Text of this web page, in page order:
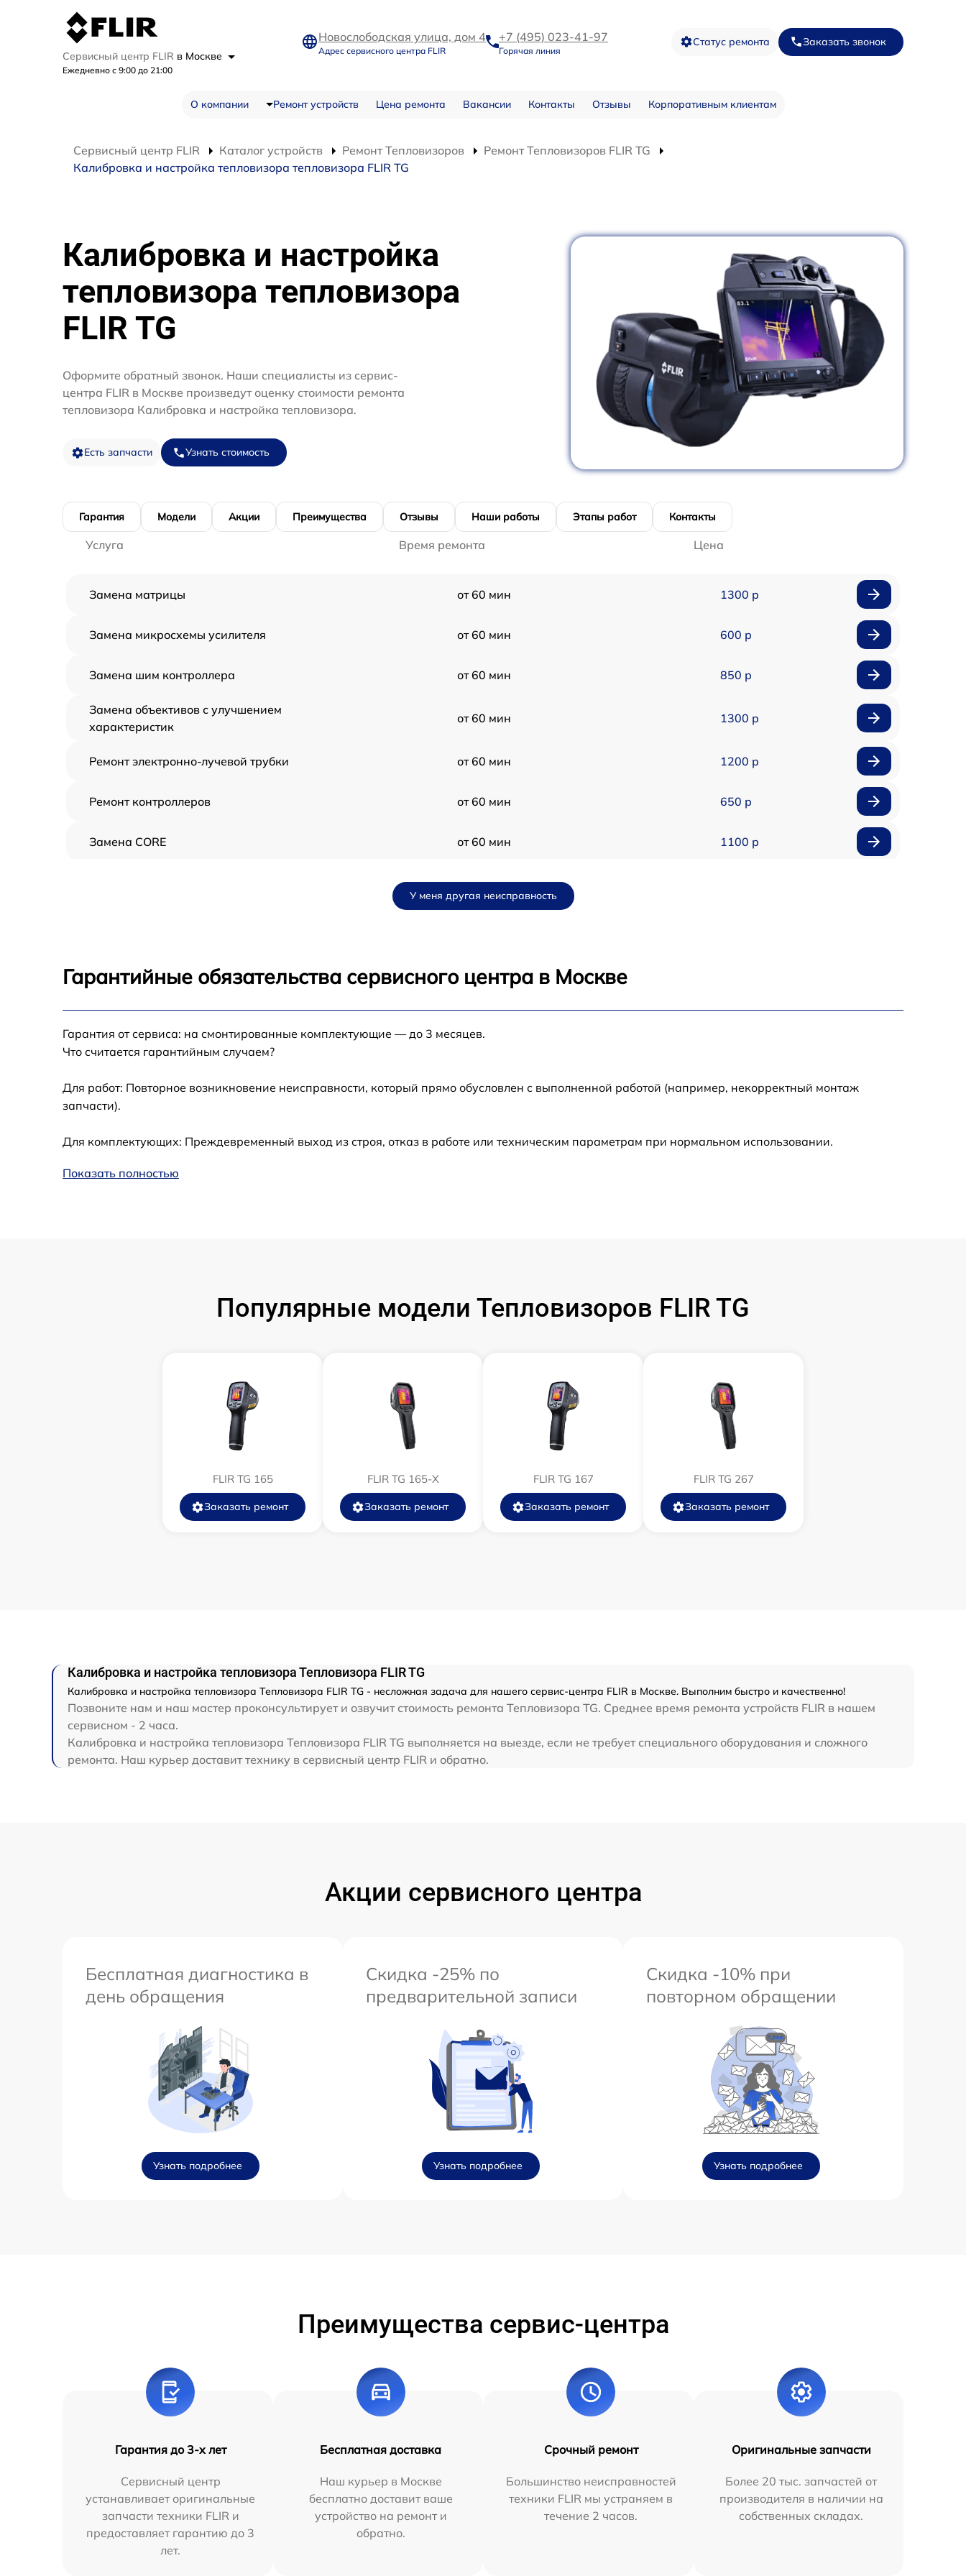
Сервисный центр FLIR в Москве
Ежедневно с 9:00 до 21:00
Новослободская улица, дом 4
Адрес сервисного центра FLIR
+7 (495) 023-41-97
Горячая линия
Статус ремонта Заказать звонок
О компании Ремонт устройств Цена ремонта Вакансии Контакты Отзывы Корпоративным клиентам
Сервисный центр FLIR Каталог устройств Ремонт Тепловизоров
Ремонт Тепловизоров FLIR TG
Калибровка и настройка тепловизора тепловизора FLIR TG
Калибровка и настройка
тепловизора тепловизора
FLIR TG
Оформите обратный звонок. Наши специалисты из сервис-
центра FLIR в Москве произведут оценку стоимости ремонта
тепловизора Калибровка и настройка тепловизора.
Есть запчасти Узнать стоимость
Гарантия Модели Акции Преимущества Отзывы Наши работы Этапы работ Контакты
Услуга Время ремонта Цена
Замена матрицы от 60 мин 1300 р
Замена микросхемы усилителя от 60 мин 600 р
Замена шим контроллера от 60 мин 850 р
Замена объективов с улучшением
характеристик
от 60 мин 1300 р
Ремонт электронно-лучевой трубки от 60 мин 1200 р
Ремонт контроллеров от 60 мин 650 р
Замена CORE от 60 мин 1100 р
от 60 мин
Ремонт встроенного дальнометра и
других устройств
Замена микросхемы логики от 60 мин 450 р
Ремонт цепи питания
Прошивка (Обновление ПО) 450 р
Ремонт платы управления
750 р
Восстановление после попадания влаги от 60 мин 850 р
У меня другая неисправность
Гарантийные обязательства сервисного центра в Москве
Гарантия от сервиса: на смонтированные комплектующие — до 3 месяцев.
Что считается гарантийным случаем?
Для работ: Повторное возникновение неисправности, который прямо обусловлен с выполненной работой (например, некорректный монтаж
запчасти).
Для комплектующих: Преждевременный выход из строя, отказ в работе или техническим параметрам при нормальном использовании.
Показать полностью
Популярные модели Тепловизоров FLIR TG
FLIR TG 165
Заказать ремонт
FLIR TG 165-X
Заказать ремонт
FLIR TG 167
Заказать ремонт
FLIR TG 267
Заказать ремонт
Калибровка и настройка тепловизора Тепловизора FLIR TG
Калибровка и настройка тепловизора Тепловизора FLIR TG - несложная задача для нашего сервис-центра FLIR в Москве. Выполним быстро и качественно!
Позвоните нам и наш мастер проконсультирует и озвучит стоимость ремонта Тепловизора TG. Среднее время ремонта устройств FLIR в нашем
сервисном - 2 часа.
Калибровка и настройка тепловизора Тепловизора FLIR TG выполняется на выезде, если не требует специального оборудования и сложного
ремонта. Наш курьер доставит технику в сервисный центр FLIR и обратно.
Акции сервисного центра
Бесплатная диагностика в
день обращения
Узнать подробнее
Скидка -25% по
предварительной записи
Узнать подробнее
Скидка -10% при
повторном обращении
Узнать подробнее
Преимущества сервис-центра
Гарантия до 3-х лет
Сервисный центр
устанавливает оригинальные
запчасти техники FLIR и
предоставляет гарантию до 3
лет.
Бесплатная доставка
Наш курьер в Москве
бесплатно доставит ваше
устройство на ремонт и
обратно.
Срочный ремонт
Большинство неисправностей
техники FLIR мы устраняем в
течение 2 часов.
Оригинальные запчасти
Более 20 тыс. запчастей от
производителя в наличии на
собственных складах.